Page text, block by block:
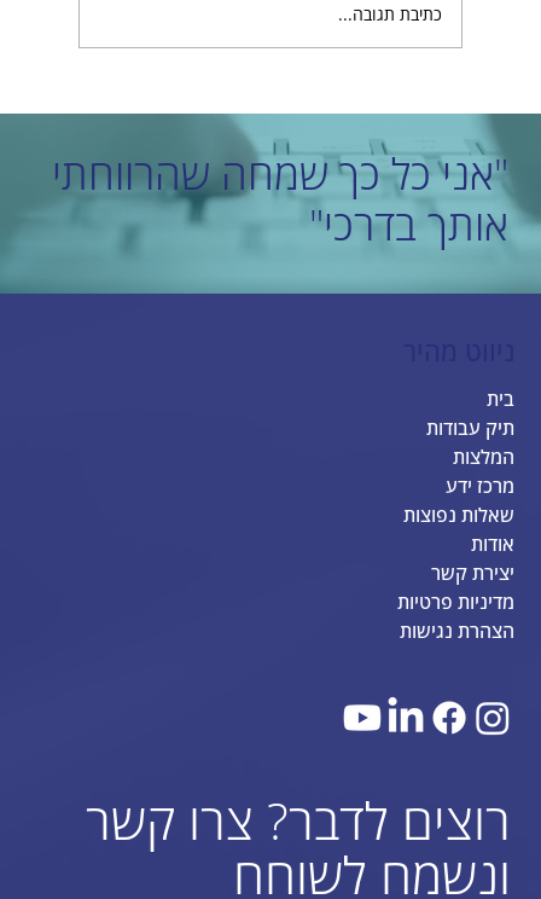
"אני כל כך שמחה שהרווחתי
אותך בדרכי"
הדיגיטלי?
כתיבת תגובה...
בית
תיק עבודות
המלצות
מרכז ידע
שאלות נפוצות
אודות
יצירת קשר
מדיניות פרטיות
הצהרת נגישות
רוצים לדבר? צרו קשר
ונשמח לשוחח